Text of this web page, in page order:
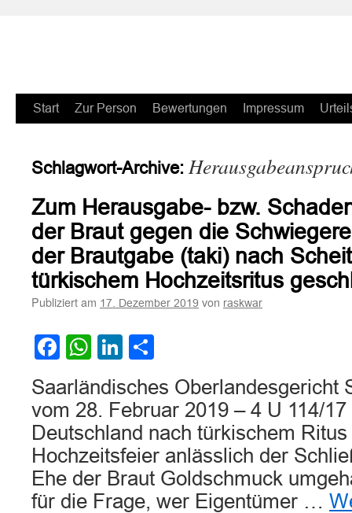
Zum
springen
Start Zur Person Bewertungen Impressum
Schlagwort-Archive:
Zum Herausgabe- bzw.
der Braut gegen die
der Brautgabe (taki) nach
türkischem Hochzeitsritus
Publiziert am 17. Dezember 2019 von raskwar
Facebook
WhatsApp
LinkedIn
Saarländisches Oberlandesgericht
vom 28. Februar 2019 – 4 U 114/
Deutschland nach türkischem
Hochzeitsfeier anlässlich der
Ehe der Braut Goldschmuck
für die Frage, wer Eigentümer …